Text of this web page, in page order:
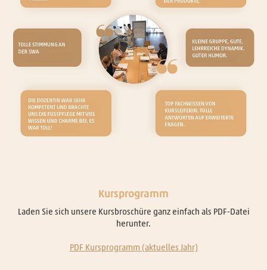
Kursprogramm
Laden Sie sich unsere Kursbroschüre ganz einfach als PDF-Datei
herunter.
PDF Kursprogramm (aktuelles Jahr)